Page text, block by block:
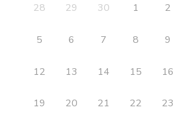
28 29 30 1 2
5 6 7 8 9
12 13 14 15 16
19 20 21 22 23